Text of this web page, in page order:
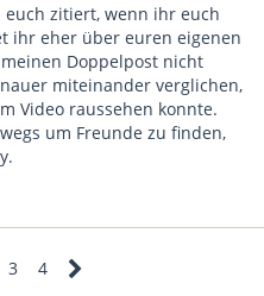
euch zitiert, wenn ihr euch
ihr eher über euren eigenen
Doppelpost nicht
miteinander verglichen,
Video raussehen konnte.
um Freunde zu finden,
3 4